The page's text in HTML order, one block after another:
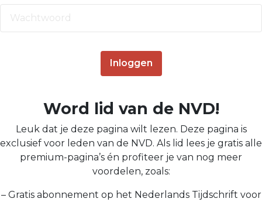
Inloggen
Word lid van de NVD!
Leuk dat je deze pagina wilt lezen. Deze pagina is
exclusief voor leden van de NVD. Als lid lees je gratis alle
premium-pagina’s én profiteer je van nog meer
voordelen, zoals:
– Gratis abonnement op het Nederlands Tijdschrift voor